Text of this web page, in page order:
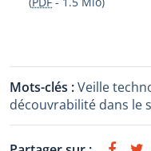
Mots-clés :Veille
découvrabilité dans le